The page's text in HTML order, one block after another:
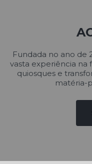
Fundada no ano de
vasta experiência na
quiosques e
matéria-